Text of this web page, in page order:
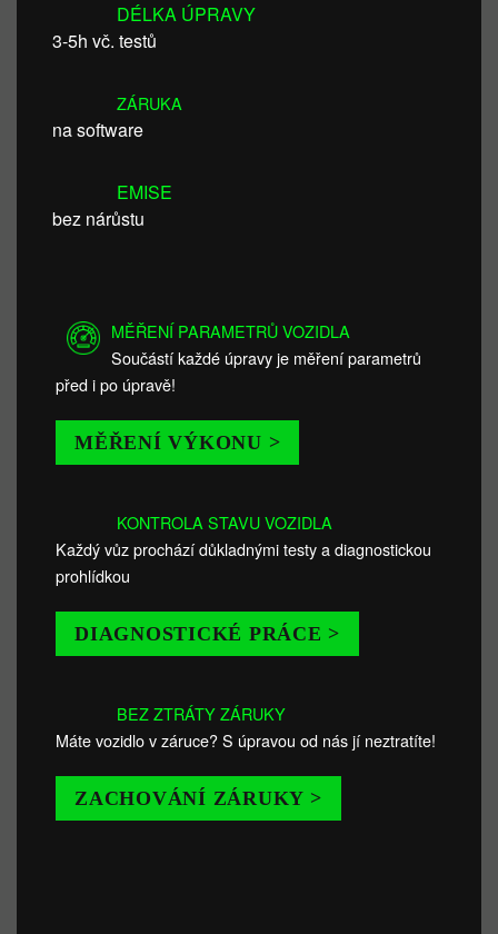
DÉLKA ÚPRAVY
3-5h vč. testů
ZÁRUKA
na software
EMISE
bez nárůstu
MĚŘENÍ PARAMETRŮ VOZIDLA
Součástí každé úpravy je měření parametrů
před i po úpravě!
MĚŘENÍ VÝKONU >
KONTROLA STAVU VOZIDLA
Každý vůz prochází důkladnými testy a diagnostickou
prohlídkou
DIAGNOSTICKÉ PRÁCE >
BEZ ZTRÁTY ZÁRUKY
Máte vozidlo v záruce? S úpravou od nás jí neztratíte!
ZACHOVÁNÍ ZÁRUKY >